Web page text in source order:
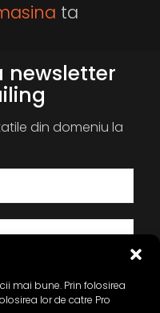
mai bune. Prin folosirea
lor de catre Pro
ta
newsletter
din domeniu la